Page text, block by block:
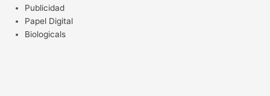
Publicidad
Papel Digital
Biologicals